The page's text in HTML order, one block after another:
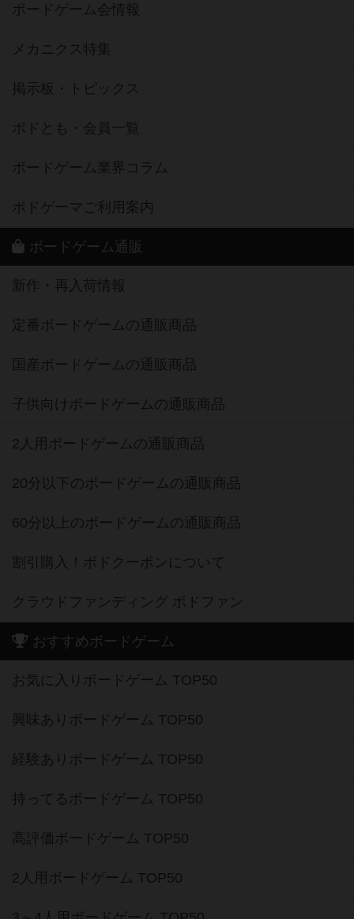
ボードゲーム会情報
メカニクス特集
掲示板・トピックス
ボドとも・会員一覧
ボードゲーム業界コラム
ボドゲーマご利用案内
ボードゲーム通販
新作・再入荷情報
定番ボードゲームの通販商品
国産ボードゲームの通販商品
子供向けボードゲームの通販商品
2人用ボードゲームの通販商品
20分以下のボードゲームの通販商品
60分以上のボードゲームの通販商品
割引購入！ボドクーポンについて
クラウドファンディング ボドファン
おすすめボードゲーム
お気に入りボードゲーム TOP50
興味ありボードゲーム TOP50
経験ありボードゲーム TOP50
持ってるボードゲーム TOP50
高評価ボードゲーム TOP50
2人用ボードゲーム TOP50